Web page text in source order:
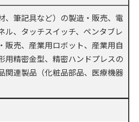
、筆記具など）の製造・販売、電
ル、タッチスイッチ、ペンタブレ
販売、産業用ロボット、産業用自
用精密金型、精密ハンドプレスの
関連製品（化粧品部品、医療機器